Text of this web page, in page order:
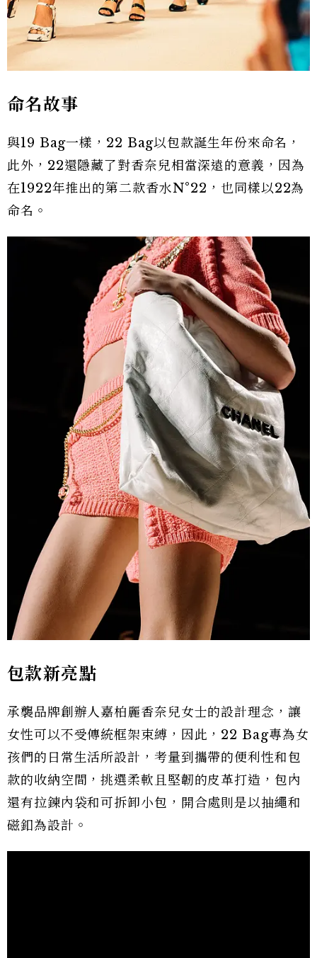
命名故事
與19 Bag一樣，22 Bag以包款誕生年份來命名，
此外，22還隱藏了對香奈兒相當深遠的意義，因為
在1922年推出的第二款香水N°22，也同樣以22為
命名。
包款新亮點
承襲品牌創辦人嘉柏麗香奈兒女士的設計理念，讓
女性可以不受傳統框架束縛，因此，22 Bag專為女
孩們的日常生活所設計，考量到攜帶的便利性和包
款的收納空間，挑選柔軟且堅韌的皮革打造，包內
還有拉鍊內袋和可拆卸小包，開合處則是以抽繩和
磁釦為設計。